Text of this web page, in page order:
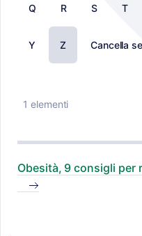
Q R S T
Y Z Cancella
1 elementi
Obesità, 9 consigli per